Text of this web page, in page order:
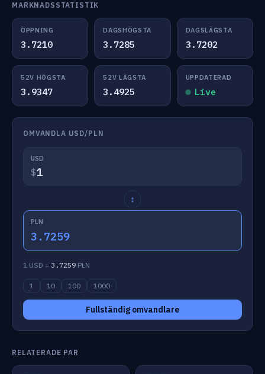
MARKNADSSTATISTIK
ÖPPNING
3.7210
DAGSHÖGSTA
3.7285
DAGSLÄGSTA
3.7202
52V HÖGSTA
3.9347
52V LÄGSTA
3.4925
UPPDATERAD
Live
OMVANDLA USD/PLN
USD
$
↕
PLN
3.7259
1 USD = 3.7259 PLN
1 10 100 1000
Fullständig omvandlare
RELATERADE PAR